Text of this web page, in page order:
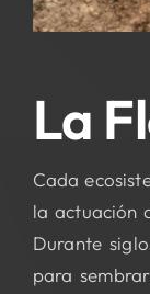
La
Cada
la actuación
Durante
para